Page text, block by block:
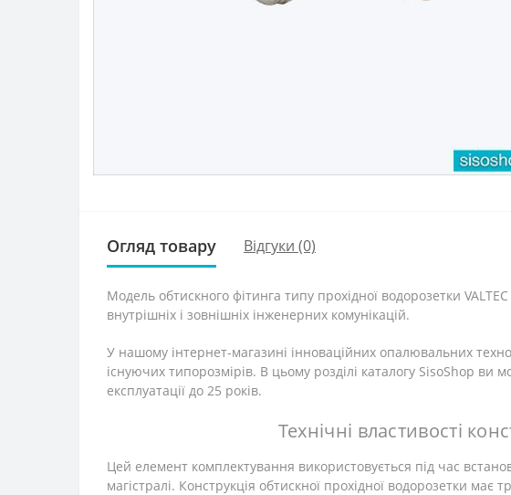
Огляд товару Відгуки (0)
Модель обтискного фітинга типу прохідної водорозетки
внутрішніх і зовнішніх інженерних комунікацій.
У нашому інтернет-магазині інноваційних опалювальних
існуючих типорозмірів. В цьому розділі каталогу SisoShop ви
експлуатації до 25 років.
Технічні властивості
Цей елемент комплектування використовується під час
магістралі. Конструкція обтискної прохідної водорозетки